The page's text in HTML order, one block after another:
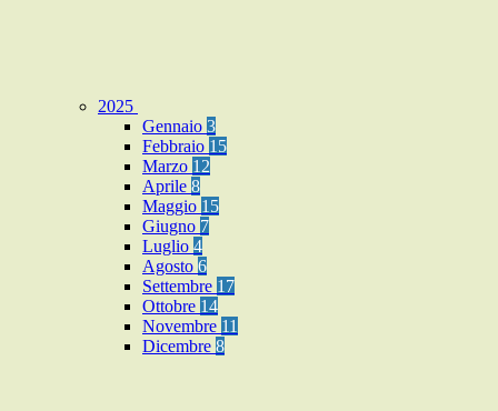
2025
Gennaio 3
Febbraio 15
Marzo 12
Aprile 8
Maggio 15
Giugno 7
Luglio 4
Agosto 6
Settembre 17
Ottobre 14
Novembre 11
Dicembre 8